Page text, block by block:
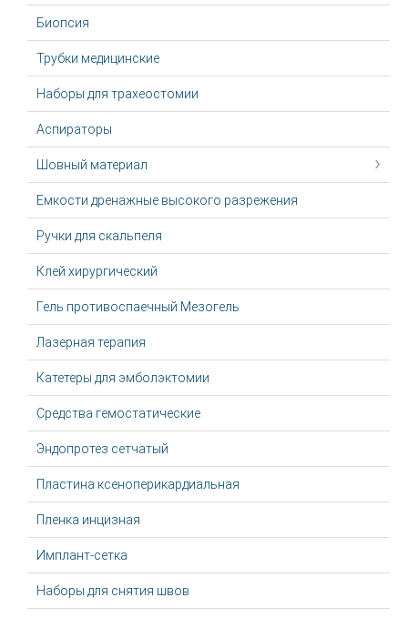
Биопсия
Трубки медицинские
Наборы для трахеостомии
Аспираторы
Шовный материал
Емкости дренажные высокого разрежения
Ручки для скальпеля
Клей хирургический
Гель противоспаечный Мезогель
Лазерная терапия
Катетеры для эмболэктомии
Средства гемостатические
Эндопротез сетчатый
Пластина ксеноперикардиальная
Пленка инцизная
Имплант-сетка
Наборы для снятия швов